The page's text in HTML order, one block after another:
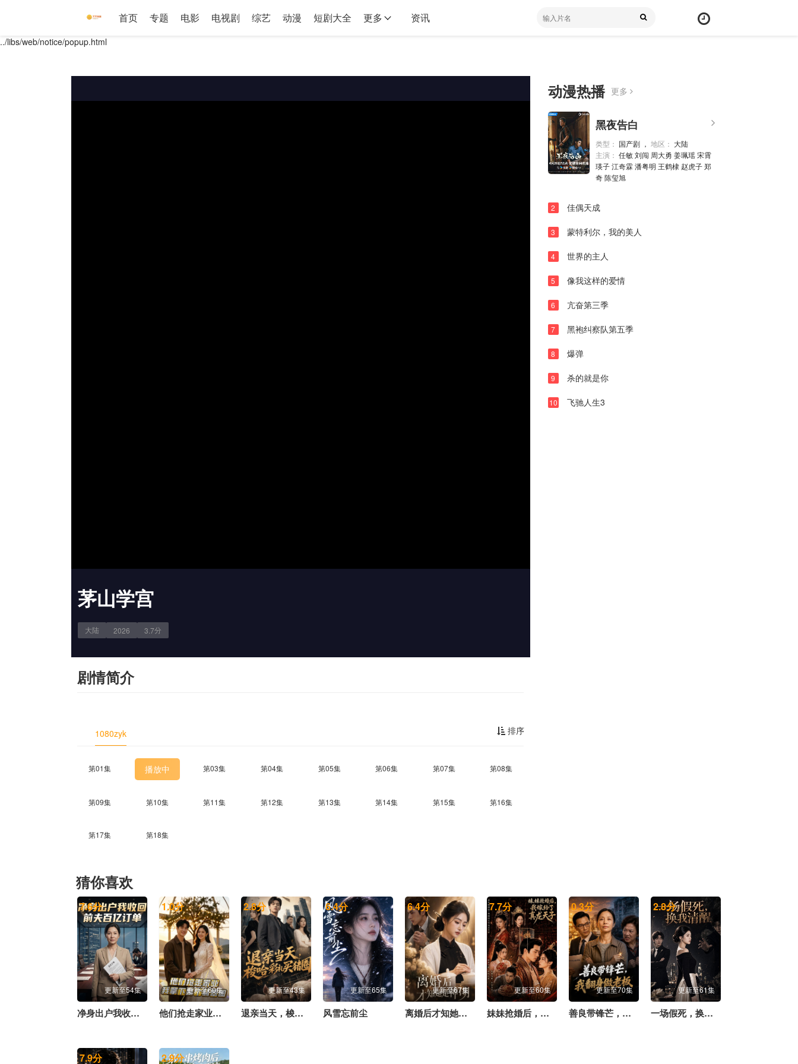
首页 专题 电影 电视剧 综艺 动漫 短剧大全 更多 资讯
../libs/web/notice/popup.html
第01集
第02集
第03集
第04集
第06集
第07集
第08集
第09集
第10集
第13集
第14集
第15集
弹
幕
颜
色
茅山学宫
大陆 2026 3.7分
剧情简介
排序
1080zyk
第01集 播放中 第03集 第04集 第05集 第06集 第07集 第08集
第09集 第10集 第11集 第12集 第13集 第14集 第15集 第16集
第17集 第18集
动漫热播 更多
黑夜告白
类型： 国产剧 ， 地区： 大陆
主演： 任敏 刘闯 周大勇 姜珮瑶 宋霄
瑛子 江奇霖 潘粤明 王鹤棣 赵虎子 郑
奇 陈玺旭
2 佳偶天成
3 蒙特利尔，我的美人
4 世界的主人
5 像我这样的爱情
6 亢奋第三季
7 黑袍纠察队第五季
8 爆弹
9 杀的就是你
10 飞驰人生3
猜你喜欢
7.6分
更新至54集
净身出户我收回前夫百亿订单
1.0分
更新至60集
他们抢走家业，我拿下整个翡翠圈
2.8分
更新至43集
退亲当天，梭哈彩礼买猪圈
6.4分
更新至65集
风雪忘前尘
6.4分
更新至67集
离婚后才知她是神明
7.7分
更新至60集
妹妹抢婚后，我嫁给了真龙天子
0.3分
更新至70集
善良带锋芒，我翻身做老板
2.8分
更新至61集
一场假死，换我清醒
7.9分 2.9分